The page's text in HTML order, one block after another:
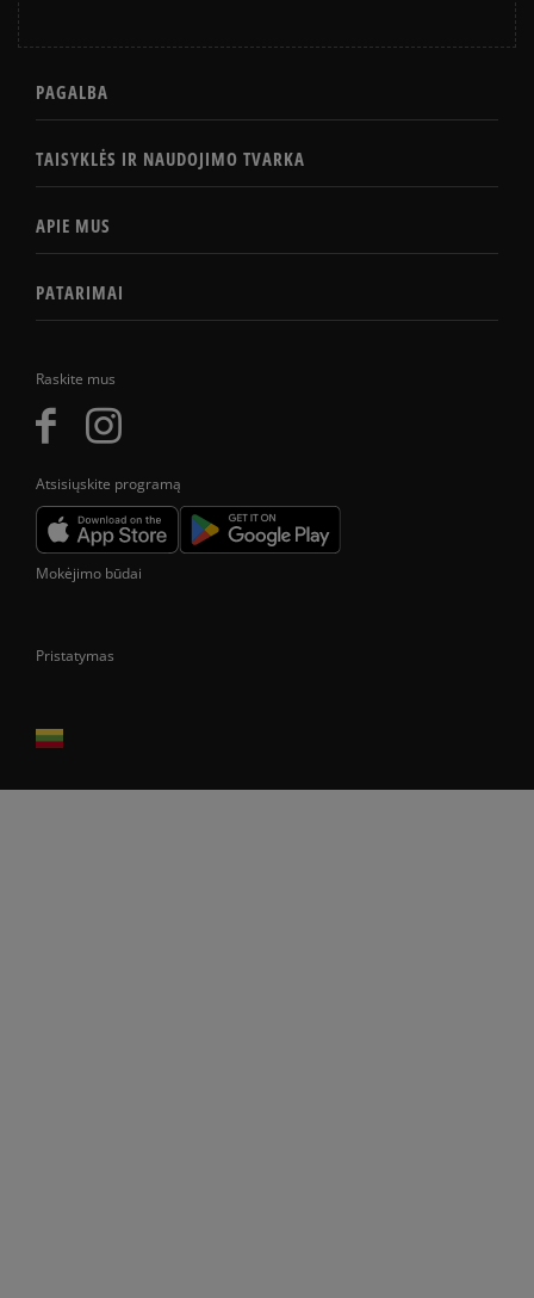
Raskite mus
Atsisiųskite programą
PAGALBA
TAISYKLĖS IR NAUDOJIMO TVARKA
APIE MUS
PATARIMAI
Mokėjimo būdai
Pristatymas